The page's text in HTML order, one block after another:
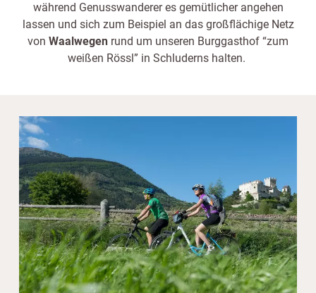
während Genusswanderer es gemütlicher angehen
lassen und sich zum Beispiel an das großflächige Netz
von Waalwegen rund um unseren Burggasthof “zum
weißen Rössl” in Schluderns halten.